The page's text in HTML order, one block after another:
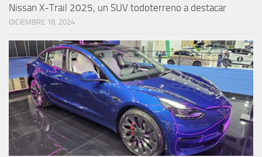
Nissan X-Trail 2025, un SUV todoterreno a destacar
DICIEMBRE 18, 2024